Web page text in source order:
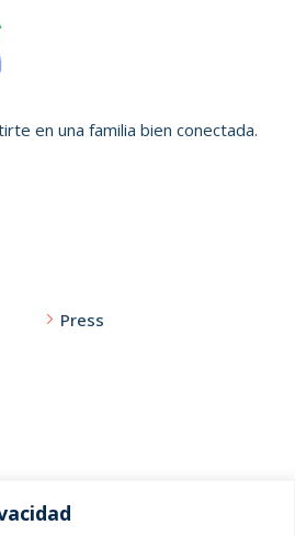
en una familia bien conectada.
Press